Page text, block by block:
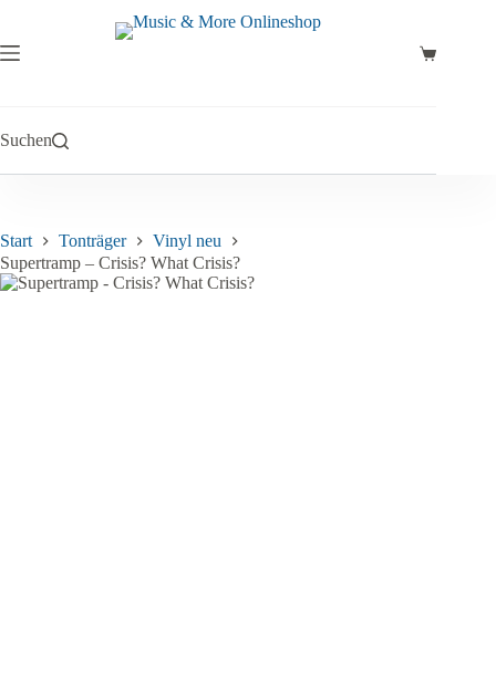
springen
Warenkorb
Suchen
Start Tonträger
Vinyl neu
Supertramp – Crisis? What Crisis?